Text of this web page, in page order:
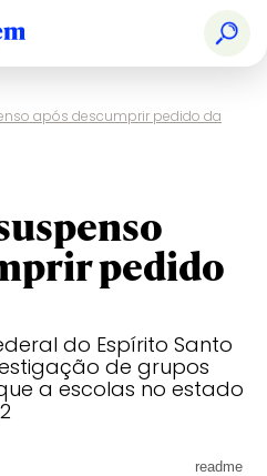
após descumprir pedido da
pedido
do Espírito Santo
de grupos
a escolas no estado
readme